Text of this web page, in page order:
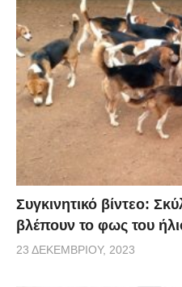
Συγκινητικό βίντεο:
βλέπουν το φως του
23 ΔΕΚΕΜΒΡΊΟΥ, 2023